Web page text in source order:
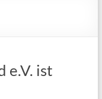
e.V. ist